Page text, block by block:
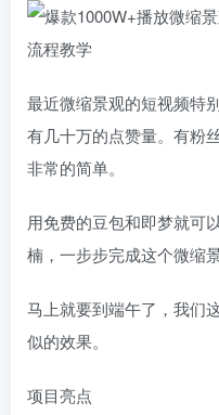
最近微缩景观的短视频特
有几十万的点赞量。有粉
非常的简单。
用免费的豆包和即梦就可
楠，一步步完成这个微缩
马上就要到端午了，我们
似的效果。
项目亮点